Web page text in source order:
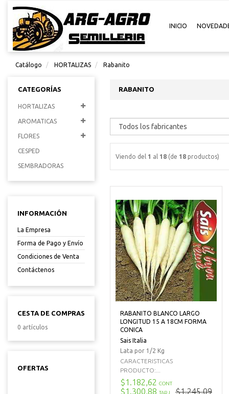
INICIO
Catálogo HORTALIZAS Rabanito
CATEGORÍAS
HORTALIZAS
AROMATICAS
FLORES
CESPED
SEMBRADORAS
INFORMACIÓN
La Empresa
Forma de Pago y Envío
Condiciones de Venta
Contáctenos
CESTA DE COMPRAS
0 artículos
OFERTAS
RABANITO
Viendo del 1 al 18 (de 18 productos)
RABANITO BLANCO LARGO
LONGITUD 15 A 18CM FORMA
CONICA
Sais Italia
Lata por 1/2 Kg
CARACTERISTICAS
PRODUCTO:...
$1.182,62 CONT
$1.300,88 TARJ $1.245,09